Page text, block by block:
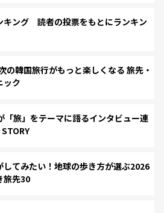
キング 読者の投票をもとにランキン
韓国旅行がもっと楽しくなる 旅先・
ック
「旅」をテーマに語るインタビュー連
してみたい！地球の歩き方が選ぶ2026
旅先30